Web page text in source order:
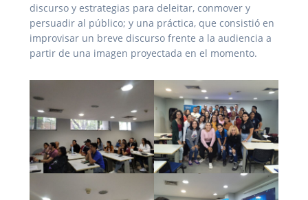
discurso y estrategias para deleitar, conmover y
persuadir al público; y una práctica, que consistió en
improvisar un breve discurso frente a la audiencia a
partir de una imagen proyectada en el momento.